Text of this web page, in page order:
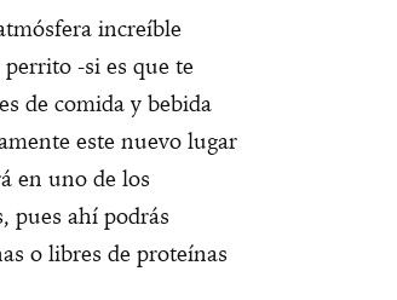
increíble
-si es que te
de comida y bebida
este nuevo lugar
en uno de los
pues ahí podrás
o libres de proteínas